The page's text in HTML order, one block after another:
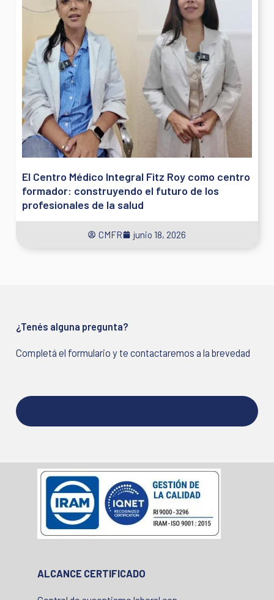
El Centro Médico Integral Fitz Roy como centro
formador: construyendo el futuro de los
profesionales de la salud
CMFR junio 18, 2026
¿Tenés alguna pregunta?
Completá el formulario y te contactaremos a la brevedad
ALCANCE CERTIFICADO